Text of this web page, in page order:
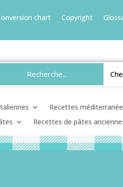
chart Copyright
Recettes
Recettes de pâtes